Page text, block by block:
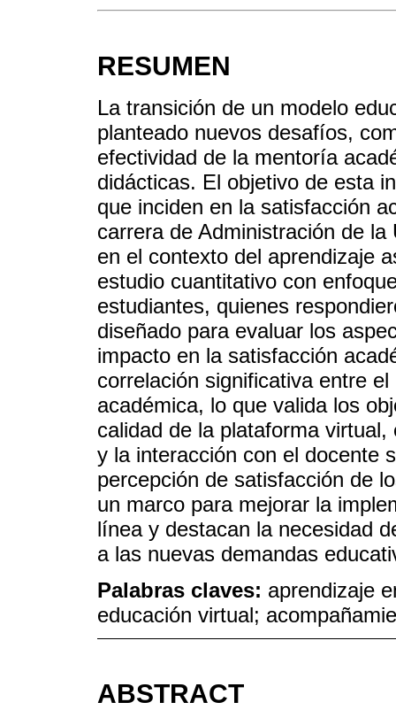
RESUMEN
La transición de un modelo
planteado nuevos desafíos,
efectividad de la mentoría
didácticas. El objetivo de esta
que inciden en la satisfacción
carrera de Administración de
en el contexto del aprendizaje
estudio cuantitativo con
estudiantes, quienes
diseñado para evaluar los
impacto en la satisfacción
correlación significativa entre
académica, lo que valida los
calidad de la plataforma
y la interacción con el docente
percepción de satisfacción de
un marco para mejorar la
línea y destacan la necesidad
a las nuevas demandas
Palabras claves: aprendizaje
educación virtual;
ABSTRACT